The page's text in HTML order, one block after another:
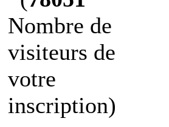
Nombre de
visiteurs de
votre
inscription)